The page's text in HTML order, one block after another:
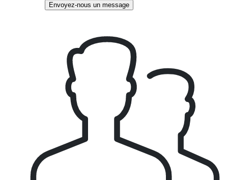
Envoyez-nous un message